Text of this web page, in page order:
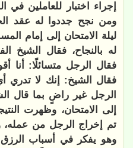
إجراء اختبار للعاملين في
ومن نجح جددوا له عقد
ليلة الامتحان إلى إمام
له بالنجاح، فقال الشيخ
فقال الرجل متسائلًا: أنا
فقال الشيخ: إنك لا تدري
الرجل غير راضٍ بما قال
إلى الامتحان، وظهرت
تم إخراج الرجل من عمله،
وهو يفكر في أسباب الرزق